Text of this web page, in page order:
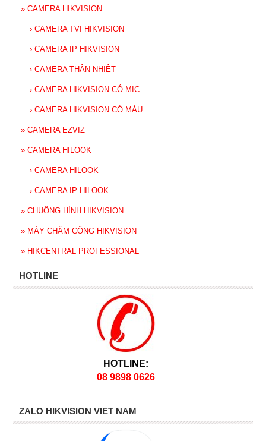
» CAMERA HIKVISION
› CAMERA TVI HIKVISION
› CAMERA IP HIKVISION
› CAMERA THÂN NHIỆT
› CAMERA HIKVISION CÓ MIC
› CAMERA HIKVISION CÓ MÀU
» CAMERA EZVIZ
» CAMERA HILOOK
› CAMERA HILOOK
› CAMERA IP HILOOK
» CHUÔNG HÌNH HIKVISION
» MÁY CHẤM CÔNG HIKVISION
» HIKCENTRAL PROFESSIONAL
HOTLINE
HOTLINE:
08 9898 0626
ZALO HIKVISION VIET NAM